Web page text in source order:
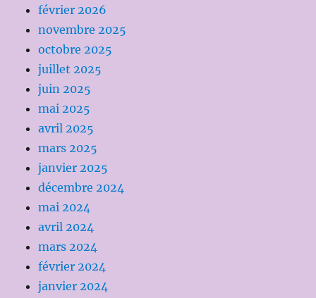
février 2026
novembre 2025
octobre 2025
juillet 2025
juin 2025
mai 2025
avril 2025
mars 2025
janvier 2025
décembre 2024
mai 2024
avril 2024
mars 2024
février 2024
janvier 2024